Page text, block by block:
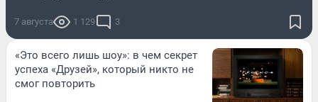
7 августа 1 129 3
«Это всего лишь шоу»: в чем секрет
успеха «Друзей», который никто не
смог повторить